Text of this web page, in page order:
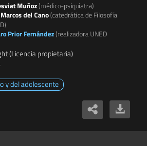
Muñoz(médico-psiquiatra)
del Cano(catedrática de Filosofía
Prior Fernández(realizadora UNED
(Licencia propietaria)
y del adolescente